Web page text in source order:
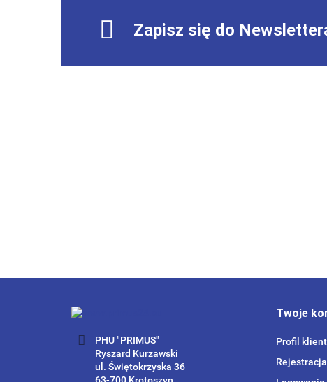
Zapisz się do
PHU "PRIMUS"
Ryszard Kurzawski
ul. Świętokrzyska 36
63-700 Krotoszyn
Twoje
Profil
Rejestracja